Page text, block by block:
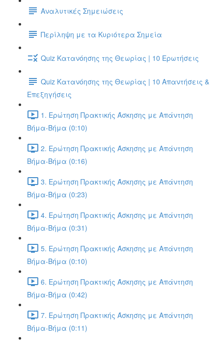
Αναλυτικές Σημειώσεις
Περίληψη με τα Κυριότερα Σημεία
Quiz Κατανόησης της Θεωρίας | 10 Ερωτήσεις
Quiz Κατανόησης της Θεωρίας | 10 Απαντήσεις &
Επεξηγήσεις
1. Ερώτηση Πρακτικής Άσκησης με Απάντηση
Βήμα-Βήμα (0:10)
2. Ερώτηση Πρακτικής Άσκησης με Απάντηση
Βήμα-Βήμα (0:16)
3. Ερώτηση Πρακτικής Άσκησης με Απάντηση
Βήμα-Βήμα (0:23)
4. Ερώτηση Πρακτικής Άσκησης με Απάντηση
Βήμα-Βήμα (0:31)
5. Ερώτηση Πρακτικής Άσκησης με Απάντηση
Βήμα-Βήμα (0:10)
6. Ερώτηση Πρακτικής Άσκησης με Απάντηση
Βήμα-Βήμα (0:42)
7. Ερώτηση Πρακτικής Άσκησης με Απάντηση
Βήμα-Βήμα (0:11)